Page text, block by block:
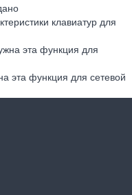
клавиатур для
эта функция для сетевой